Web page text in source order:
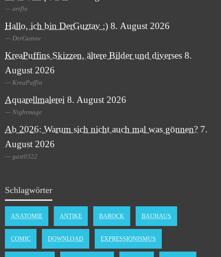
artflo
Hallo, ich bin DerGuztav ;) 8. August 2026
DerGuztav
KreaPuffins Skizzen, ältere Bilder und diverses 8.
August 2026
KreaPuffin
Aquarellmalerei 8. August 2026
Nightmage
Ab 2026: Warum sich nicht auch mal was gönnen? 7.
August 2026
gast0322
Schlagwörter
ANATOMIE ANTIKE BAROCK BAUHAUS
COMIC DOWNLOAD EXPRESSIONISMUS